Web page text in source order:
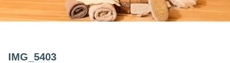
IMG_5403